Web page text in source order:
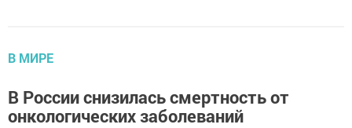
В МИРЕ
В России снизилась смертность от
онкологических заболеваний